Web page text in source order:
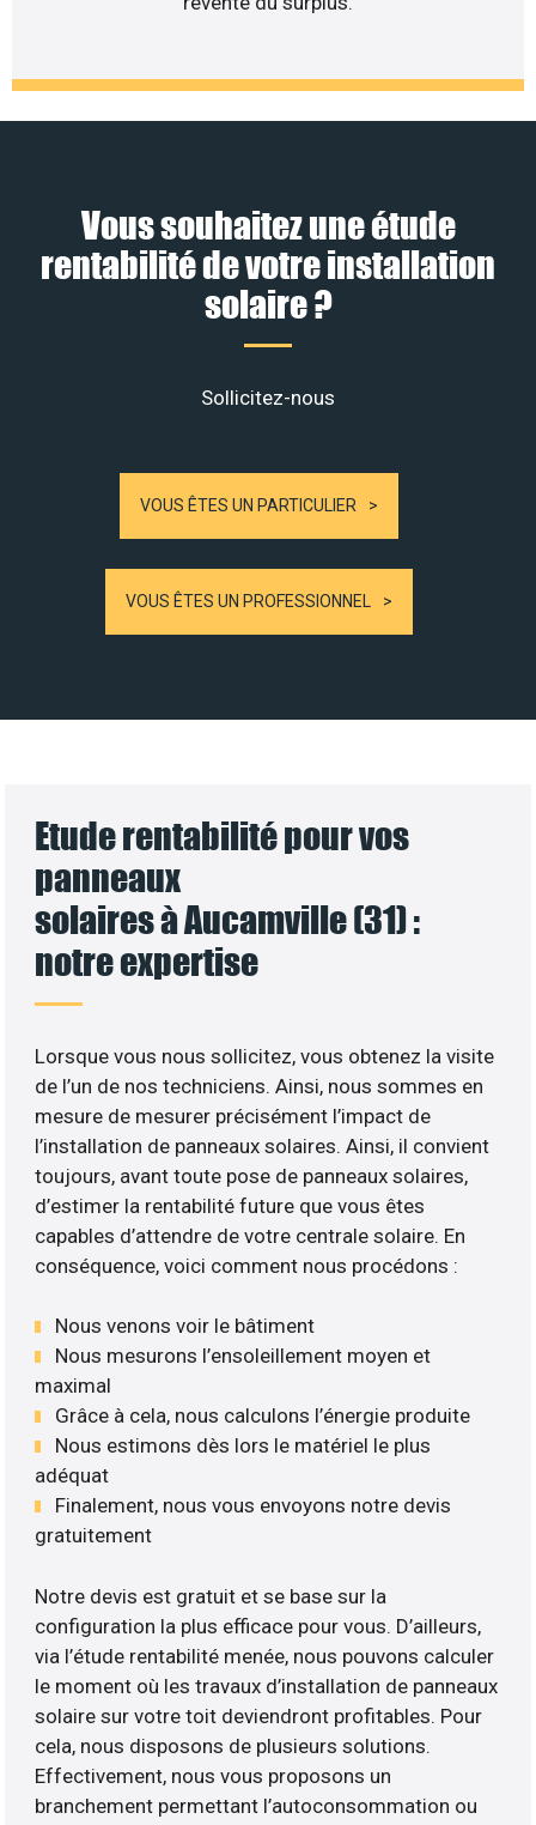
Vous souhaitez une étude
rentabilité de votre installation
solaire ?
Sollicitez-nous
VOUS ÊTES UN PARTICULIER
VOUS ÊTES UN PROFESSIONNEL
Etude rentabilité pour vos
panneaux
solaires à Aucamville (31) :
notre expertise
Lorsque vous nous sollicitez, vous obtenez la visite
de l’un de nos techniciens. Ainsi, nous sommes en
mesure de mesurer précisément l’impact de
l’installation de panneaux solaires. Ainsi, il convient
toujours, avant toute pose de panneaux solaires,
d’estimer la rentabilité future que vous êtes
capables d’attendre de votre centrale solaire. En
conséquence, voici comment nous procédons :
Nous venons voir le bâtiment
Nous mesurons l’ensoleillement moyen et
maximal
Grâce à cela, nous calculons l’énergie produite
Nous estimons dès lors le matériel le plus
adéquat
Finalement, nous vous envoyons notre devis
gratuitement
Notre devis est gratuit et se base sur la
configuration la plus efficace pour vous. D’ailleurs,
via l’étude rentabilité menée, nous pouvons calculer
le moment où les travaux d’installation de panneaux
solaire sur votre toit deviendront profitables. Pour
cela, nous disposons de plusieurs solutions.
Effectivement, nous vous proposons un
branchement permettant l’autoconsommation ou